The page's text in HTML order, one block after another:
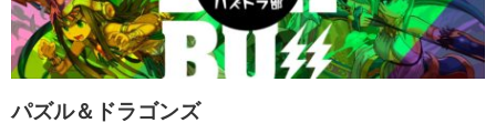
パズル＆ドラゴンズ